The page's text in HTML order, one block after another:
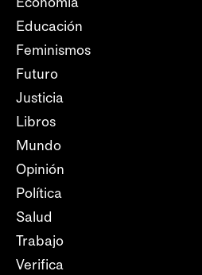
Educación
Feminismos
Futuro
Justicia
Libros
Mundo
Opinión
Política
Salud
Trabajo
Verifica